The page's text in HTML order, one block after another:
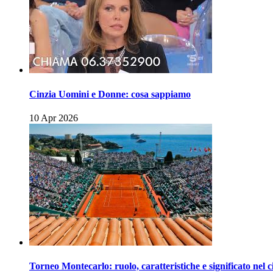
Cinzia Uomini e Donne: cosa sappiamo
10 Apr 2026
Torneo Montecarlo: ruolo, caratteristiche e significato nel